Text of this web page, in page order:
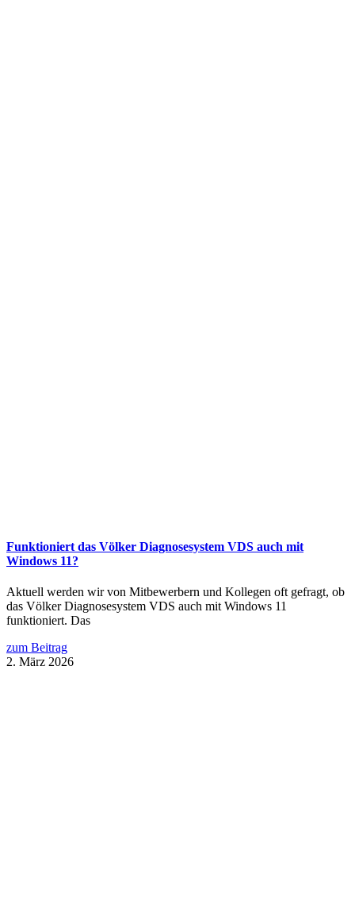
Funktioniert das Völker Diagnosesystem VDS auch mit
Windows 11?
Aktuell werden wir von Mitbewerbern und Kollegen oft gefragt, ob
das Völker Diagnosesystem VDS auch mit Windows 11
funktioniert. Das
zum Beitrag
2. März 2026